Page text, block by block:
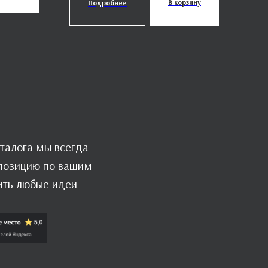
Подробнее В корзину
мы всегда
по вашим
любые идеи